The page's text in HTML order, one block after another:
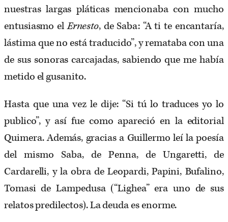
nuestras largas pláticas mencionaba con mucho
entusiasmo elErnesto, de Saba: “A ti te encantaría,
lástima que no está traducido”, y remataba con una
de sus sonoras carcajadas, sabiendo que me había
metido el gusanito.
Hasta que una vez le dije: “Si tú lo traduces yo lo
publico”, y así fue como apareció en la editorial
Quimera. Además, gracias a Guillermo leí la poesía
del mismo Saba, de Penna, de Ungaretti, de
Cardarelli, y la obra de Leopardi, Papini, Bufalino,
Tomasi de Lampedusa (“Lighea” era uno de sus
relatos predilectos). La deuda es enorme.